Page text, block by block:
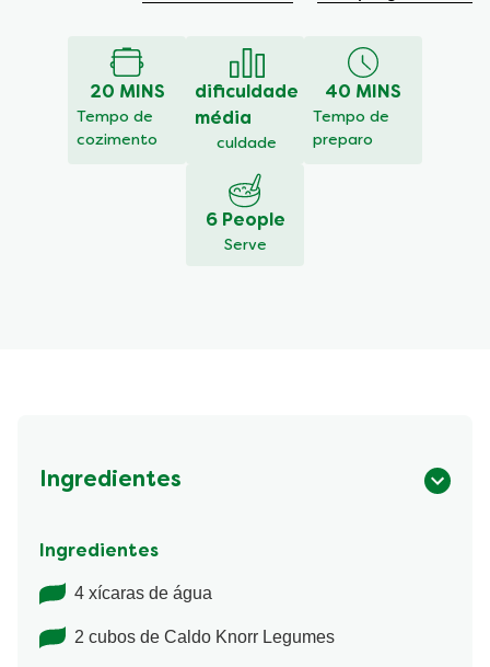
Abóbora
20 MINS
Tempo de
cozimento
dificuldade
média
culdade
40 MINS
Tempo de
preparo
6 People
Serve
Ingredientes
Ingredientes
4 xícaras de água
2 cubos de Caldo Knorr Legumes